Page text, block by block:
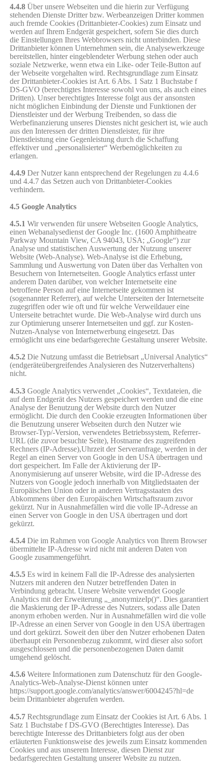
4.4.8 Über unsere Webseiten und die hierin zur Verfügung
stehenden Dienste Dritter bzw. Werbeanzeigen Dritter kommen
auch fremde Cookies (Drittanbieter-Cookies) zum Einsatz und
werden auf Ihrem Endgerät gespeichert, sofern Sie dies durch
die Einstellungen Ihres Webbrowsers nicht unterbinden. Diese
Drittanbieter können Unternehmen sein, die Analysewerkzeuge
bereitstellen, hinter eingeblendeter Werbung stehen oder auch
soziale Netzwerke, wenn etwa ein Like- oder Teile-Button auf
der Webseite vorgehalten wird. Rechtsgrundlage zum Einsatz
der Drittanbieter-Cookies ist Art. 6 Abs. 1 Satz 1 Buchstabe f
DS-GVO (berechtigtes Interesse sowohl von uns, als auch eines
Dritten). Unser berechtigtes Interesse folgt aus der ansonsten
nicht möglichen Einbindung der Dienste und Funktionen der
Dienstleister und der Werbung Treibenden, so dass die
Werbefinanzierung unseres Dienstes nicht gesichert ist, wie auch
aus den Interessen der dritten Dienstleister, für ihre
Dienstleistung eine Gegenleistung durch die Schaffung
effektiver und „personalisierter“ Werbemöglichkeiten zu
erlangen.
4.4.9 Der Nutzer kann entsprechend der Regelungen zu 4.4.6
und 4.4.7 das Setzen auch von Drittanbieter-Cookies
verhindern.
4.5 Google Analytics
4.5.1 Wir verwenden für unsere Webseiten Google Analytics,
einen Webanalysedienst der Google Inc. (1600 Amphitheatre
Parkway Mountain View, CA 94043, USA; „Google“) zur
Analyse und statistischen Auswertung der Nutzung unserer
Website (Web-Analyse). Web-Analyse ist die Erhebung,
Sammlung und Auswertung von Daten über das Verhalten von
Besuchern von Internetseiten. Google Analytics erfasst unter
anderem Daten darüber, von welcher Internetseite eine
betroffene Person auf eine Internetseite gekommen ist
(sogenannter Referrer), auf welche Unterseiten der Internetseite
zugegriffen oder wie oft und für welche Verweildauer eine
Unterseite betrachtet wurde. Die Web-Analyse wird durch uns
zur Optimierung unserer Internetseiten und ggf. zur Kosten-
Nutzen-Analyse von Internetwerbung eingesetzt. Das
ermöglicht uns eine bedarfsgerechte Gestaltung unserer Website.
4.5.2 Die Nutzung umfasst die Betriebsart „Universal Analytics“
(endgeräteübergreifendes Analysieren des Nutzerverhaltens)
nicht.
4.5.3 Google Analytics verwendet „Cookies“, Textdateien, die
auf dem Endgerät des Nutzers gespeichert werden und die eine
Analyse der Benutzung der Website durch den Nutzer
ermöglicht. Die durch den Cookie erzeugten Informationen über
die Benutzung unserer Webseiten durch den Nutzer wie
Browser-Typ/-Version, verwendetes Betriebssystem, Referrer-
URL (die zuvor besuchte Seite), Hostname des zugreifenden
Rechners (IP-Adresse),Uhrzeit der Serveranfrage werden in der
Regel an einen Server von Google in den USA übertragen und
dort gespeichert. Im Falle der Aktivierung der IP-
Anonymisierung auf unserer Website, wird die IP-Adresse des
Nutzers von Google jedoch innerhalb von Mitgliedstaaten der
Europäischen Union oder in anderen Vertragsstaaten des
Abkommens über den Europäischen Wirtschaftsraum zuvor
gekürzt. Nur in Ausnahmefällen wird die volle IP-Adresse an
einen Server von Google in den USA übertragen und dort
gekürzt.
4.5.4 Die im Rahmen von Google Analytics von Ihrem Browser
übermittelte IP-Adresse wird nicht mit anderen Daten von
Google zusammengeführt.
4.5.5 Es wird in keinem Fall die IP-Adresse des analysierten
Nutzers mit anderen den Nutzer betreffenden Daten in
Verbindung gebracht. Unsere Website verwendet Google
Analytics mit der Erweiterung „_anonymizeIp()“. Dies garantiert
die Maskierung der IP-Adresse des Nutzers, sodass alle Daten
anonym erhoben werden. Nur in Ausnahmefällen wird die volle
IP-Adresse an einen Server von Google in den USA übertragen
und dort gekürzt. Soweit den über den Nutzer erhobenen Daten
überhaupt ein Personenbezug zukommt, wird dieser also sofort
ausgeschlossen und die personenbezogenen Daten damit
umgehend gelöscht.
4.5.6 Weitere Informationen zum Datenschutz für den Google-
Analytics-Web-Analyse-Dienst können unter
https://support.google.com/analytics/answer/6004245?hl=de
beim Drittanbieter abgerufen werden.
4.5.7 Rechtsgrundlage zum Einsatz der Cookies ist Art. 6 Abs. 1
Satz 1 Buchstabe f DS-GVO (Berechtigtes Interesse). Das
berechtigte Interesse des Drittanbieters folgt aus der oben
erläuterten Funktionsweise des jeweils zum Einsatz kommenden
Cookies und aus unserem Interesse, diesen Dienst zur
bedarfsgerechten Gestaltung unserer Website zu nutzen.